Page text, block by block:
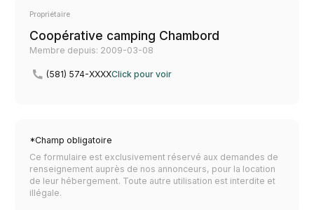
Propriétaire
Coopérative camping Chambord
Membre depuis: 2009-03-08
(581) 574-XXXXClick pour voir
*Champ obligatoire
Ce formulaire est exclusivement réservé aux demandes de
renseignement auprès de nos annonceurs, pour la location
de leur hébergement. Toute autre utilisation est interdite et
illégale.